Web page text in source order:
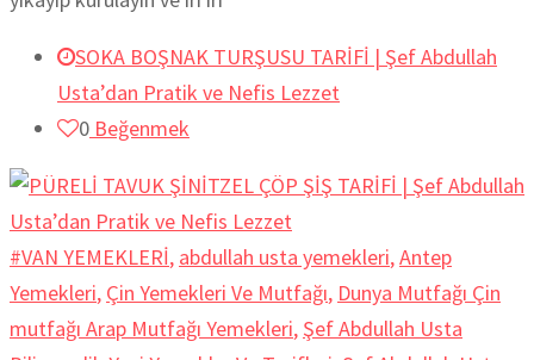
SOKA BOŞNAK TURŞUSU TARİFİ | Şef Abdullah
Usta’dan Pratik ve Nefis Lezzet
0 Beğenmek
#VAN YEMEKLERİ, abdullah usta yemekleri,Antep
Yemekleri, Çin Yemekleri Ve Mutfağı, Dunya Mutfağı Çin
mutfağı Arap Mutfağı Yemekleri, Şef Abdullah Usta